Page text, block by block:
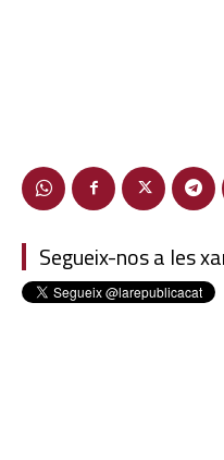
Segueix-nos a les